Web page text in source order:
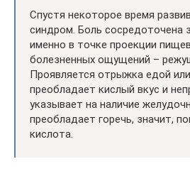
Спустя некоторое время
синдром. Боль сосредоточена
именно в точке проекции
болезненных ощущений –
Проявляется отрыжка едой
преобладает кислый вкус и
указывает на наличие
преобладает горечь, значит,
кислота.